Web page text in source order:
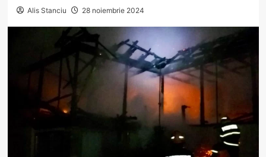
Alis Stanciu 28 noiembrie 2024